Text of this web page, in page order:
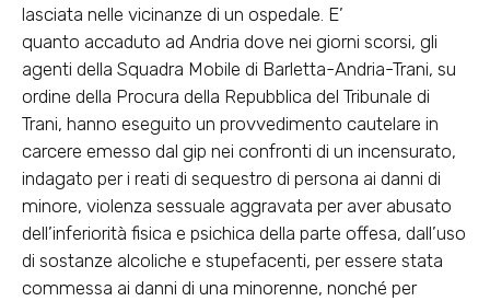
lasciata nelle vicinanze di un ospedale. E’
quanto accaduto ad Andria dove nei giorni scorsi, gli
agenti della Squadra Mobile di Barletta-Andria-Trani, su
ordine della Procura della Repubblica del Tribunale di
Trani, hanno eseguito un provvedimento cautelare in
carcere emesso dal gip nei confronti di un incensurato,
indagato per i reati di sequestro di persona ai danni di
minore, violenza sessuale aggravata per aver abusato
dell’inferiorità fisica e psichica della parte offesa, dall’uso
di sostanze alcoliche e stupefacenti, per essere stata
commessa ai danni di una minorenne, nonché per